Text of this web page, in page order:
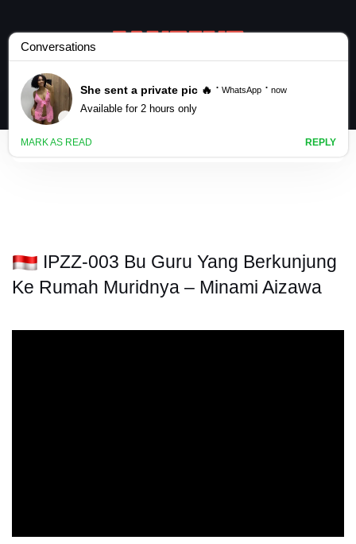
IPZZ-003 Bu Guru Yang Berkunjung
Ke Rumah Muridnya – Minami Aizawa